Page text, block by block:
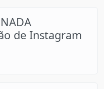
de Instagram